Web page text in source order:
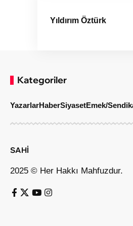
Yıldırım Öztürk
Kategoriler
YazarlarHaberSiyasetEmek/
SAHİ
2025 © Her Hakkı Mahfuzdur.